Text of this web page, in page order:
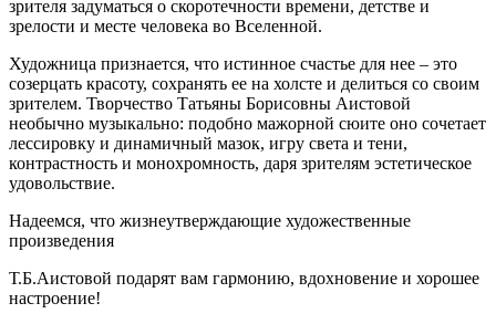
зрителя задуматься о скоротечности времени, детстве и
зрелости и месте человека во Вселенной.
Художница признается, что истинное счастье для нее – это
созерцать красоту, сохранять ее на холсте и делиться со своим
зрителем. Творчество Татьяны Борисовны Аистовой
необычно музыкально: подобно мажорной сюите оно сочетает
лессировку и динамичный мазок, игру света и тени,
контрастность и монохромность, даря зрителям эстетическое
удовольствие.
Надеемся, что жизнеутверждающие художественные
произведения
Т.Б.Аистовой подарят вам гармонию, вдохновение и хорошее
настроение!